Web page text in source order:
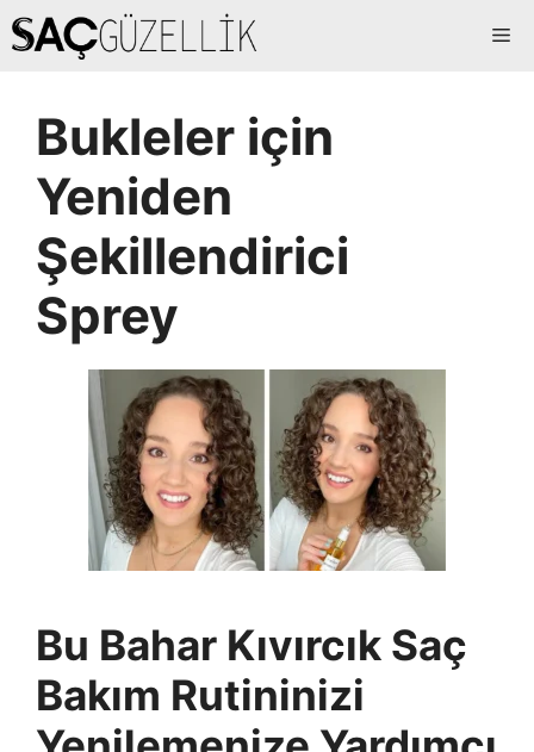
İçeriğe
atla
Bukleler için
Yeniden
Şekillendirici
Sprey
Bu Bahar Kıvırcık Saç
Bakım Rutininizi